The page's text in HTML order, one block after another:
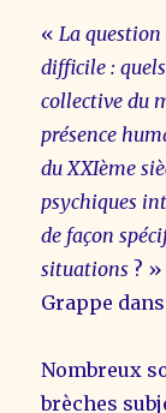
« La question
difficile :
collective du
présence
du XXIème
psychiques
de façon
situations ?
Grappe
Nombreux
brèches